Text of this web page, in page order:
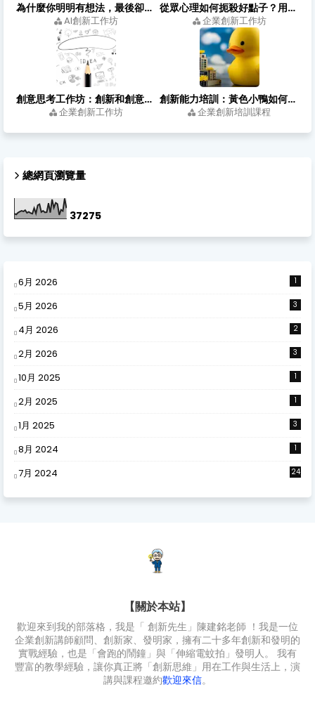
為什麼你明明有想法，最後卻推不動？職場人把點子落地的方法
AI創新工作坊
從眾心理如何扼殺好點子？用創新心態打造有效的創新思考會議
企業創新工作坊
創意思考工作坊：創新和創意有何不同？從靈感到落地的四個關鍵步驟
企業創新工作坊
創新能力培訓：黃色小鴨如何用跨領域思考，把浴缸玩具變成城市亮點？
企業創新培訓課程
總網頁瀏覽量
37275
6月 2026 1
5月 2026 3
4月 2026 2
2月 2026 3
10月 2025 1
2月 2025 1
1月 2025 3
8月 2024 1
7月 2024 24
【關於本站】
歡迎來到我的部落格，我是「 創新先生」陳建銘老師 ！我是一位
企業創新講師顧問、創新家、發明家，擁有二十多年創新和發明的
實戰經驗，也是「會跑的鬧鐘」與「伸縮電蚊拍」發明人。 我有
豐富的教學經驗，讓你真正將「創新思維」用在工作與生活上，演
講與課程邀約歡迎來信。